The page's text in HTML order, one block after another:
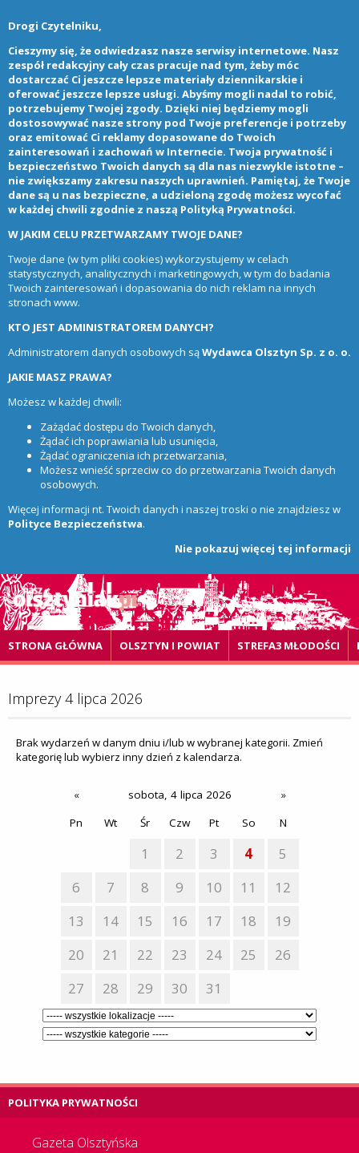
Drogi Czytelniku,
Cieszymy się, że odwiedzasz nasze serwisy internetowe. Nasz
zespół redakcyjny cały czas pracuje nad tym, żeby móc
dostarczać Ci jeszcze lepsze materiały dziennikarskie i
oferować jeszcze lepsze usługi. Abyśmy mogli nadal to robić,
potrzebujemy Twojej zgody. Dzięki niej będziemy mogli
dostosowywać nasze strony pod Twoje preferencje i potrzeby
oraz emitować Ci reklamy dopasowane do Twoich
zainteresowań i zachowań w Internecie. Twoja prywatność i
bezpieczeństwo Twoich danych są dla nas niezwykle istotne –
nie zwiększamy zakresu naszych uprawnień. Pamiętaj, że Twoje
dane są u nas bezpieczne, a udzieloną zgodę możesz wycofać
w każdej chwili zgodnie z naszą Polityką Prywatności.
W JAKIM CELU PRZETWARZAMY TWOJE DANE?
Twoje dane (w tym pliki cookies) wykorzystujemy w celach
statystycznych, analitycznych i marketingowych, w tym do badania
Twoich zainteresowań i dopasowania do nich reklam na innych
stronach www.
KTO JEST ADMINISTRATOREM DANYCH?
Administratorem danych osobowych sąWydawca Olsztyn Sp. z o. o.
JAKIE MASZ PRAWA?
Możesz w każdej chwili:
Zażądać dostępu do Twoich danych,
Żądać ich poprawiania lub usunięcia,
Żądać ograniczenia ich przetwarzania,
Możesz wnieść sprzeciw co do przetwarzania Twoich danych
osobowych.
Więcej informacji nt. Twoich danych i naszej troski o nie znajdziesz w
Polityce Bezpieczeństwa.
Nie pokazuj więcej tej informacji
STRONA GŁÓWNA OLSZTYN I POWIAT STREFA3 MŁODOŚCI
Imprezy 4 lipca 2026
Brak wydarzeń w danym dniu i/lub w wybranej kategorii. Zmień
kategorię lub wybierz inny dzień z kalendarza.
« sobota, 4 lipca 2026
»
Pn
Wt Śr Czw Pt So N
1 2 3 4
5
6
7 8 9 10 11
12
13
14 15 16 17 18
19
20
21 22 23 24 25
26
27
28 29 30 31
POLITYKA PRYWATNOŚCI
Gazeta Olsztyńska